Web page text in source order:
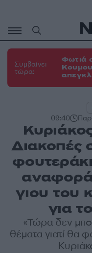
περιεχόμενο
Συμβαίνει
τώρα:
Φωτιά
09:40
Διακοπές
γιου του
για
«Τώρα δεν
θέματα γιατί θα